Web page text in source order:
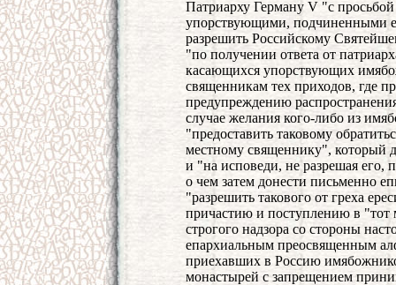
Патриарху Герману V "с
упорствующими, подчиненными
разрешить Российскому
"по получении ответа от
касающихся упорствующих
священникам тех приходов, где
предупреждению
случае желания кого-либо из
"предоставить таковому
местному священнику", который
и "на исповеди, не разрешая его,
о чем затем донести письменно
"разрешить такового от греха
причастию и поступлению в "тот
строгого надзора со стороны
епархиальным преосвященным
приехавших в Россию
монастырей с запрещением